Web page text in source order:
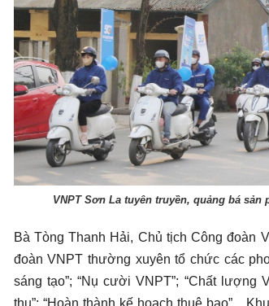
VNPT Sơn La tuyên truyền, quảng bá
Bà Tòng Thanh Hải, Chủ tịch Công đoàn
đoàn VNPT thường xuyên tổ chức các
sáng tạo”; “Nụ cười VNPT”; “Chất lượng
thu”; “Hoàn thành kế hoạch thuê bao”...